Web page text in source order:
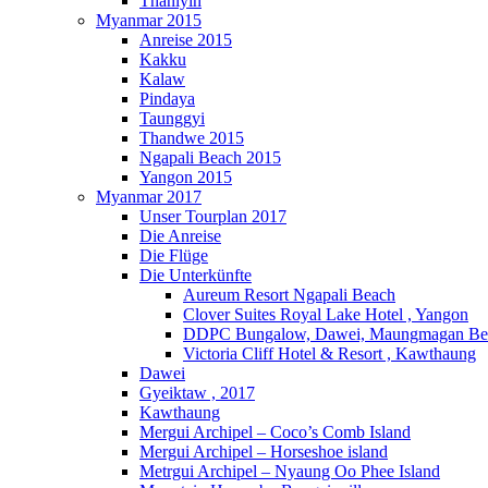
Myanmar 2015
Anreise 2015
Kakku
Kalaw
Pindaya
Taunggyi
Thandwe 2015
Ngapali Beach 2015
Yangon 2015
Myanmar 2017
Unser Tourplan 2017
Die Anreise
Die Flüge
Die Unterkünfte
Aureum Resort Ngapali Beach
Clover Suites Royal Lake Hotel , Yangon
DDPC Bungalow, Dawei, Maungmagan
Victoria Cliff Hotel & Resort , Kawthaung
Dawei
Gyeiktaw , 2017
Kawthaung
Mergui Archipel – Coco’s Comb Island
Mergui Archipel – Horseshoe island
Metrgui Archipel – Nyaung Oo Phee Island